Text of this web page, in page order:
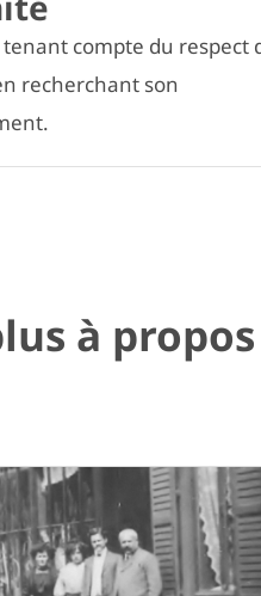
compte du respect
recherchant son
à